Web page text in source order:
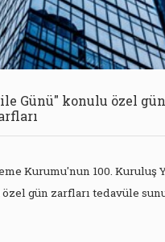
Günü" konulu özel gün
Kurumu'nun 100. Kuruluş
gün zarfları tedavüle